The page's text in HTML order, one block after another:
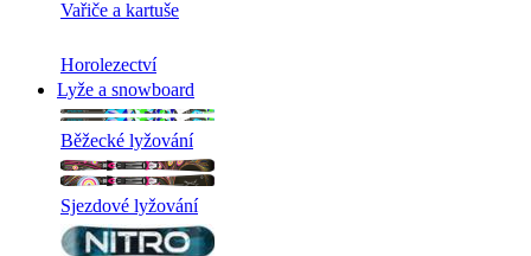
Vařiče a kartuše
Horolezectví
Lyže a snowboard
Běžecké lyžování
Sjezdové lyžování